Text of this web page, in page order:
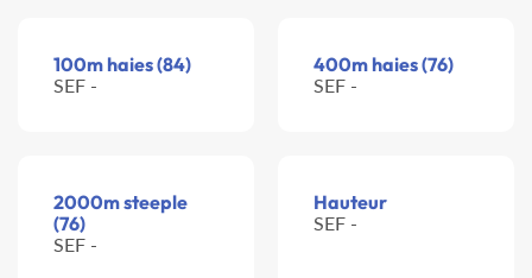
100m haies (84)
SEF -
400m haies (76)
SEF -
2000m steeple
(76)
SEF -
Hauteur
SEF -